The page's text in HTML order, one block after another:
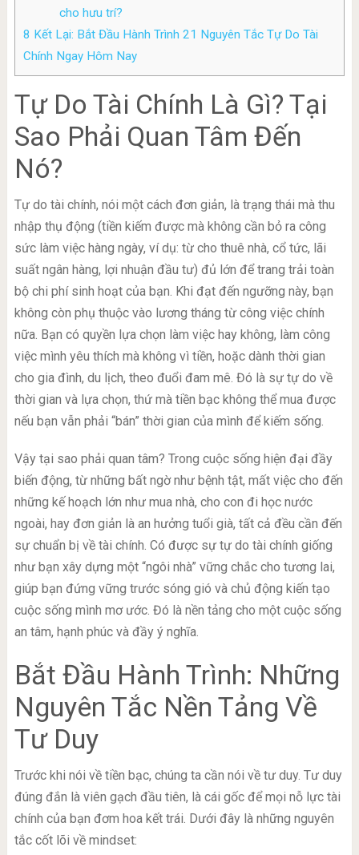
cho hưu trí?
8 Kết Lại: Bắt Đầu Hành Trình 21 Nguyên Tắc Tự Do Tài
Chính Ngay Hôm Nay
Tự Do Tài Chính Là Gì? Tại
Sao Phải Quan Tâm Đến
Nó?
Tự do tài chính, nói một cách đơn giản, là trạng thái mà thu
nhập thụ động (tiền kiếm được mà không cần bỏ ra công
sức làm việc hàng ngày, ví dụ: từ cho thuê nhà, cổ tức, lãi
suất ngân hàng, lợi nhuận đầu tư) đủ lớn để trang trải toàn
bộ chi phí sinh hoạt của bạn. Khi đạt đến ngưỡng này, bạn
không còn phụ thuộc vào lương tháng từ công việc chính
nữa. Bạn có quyền lựa chọn làm việc hay không, làm công
việc mình yêu thích mà không vì tiền, hoặc dành thời gian
cho gia đình, du lịch, theo đuổi đam mê. Đó là sự tự do về
thời gian và lựa chọn, thứ mà tiền bạc không thể mua được
nếu bạn vẫn phải “bán” thời gian của mình để kiếm sống.
Vậy tại sao phải quan tâm? Trong cuộc sống hiện đại đầy
biến động, từ những bất ngờ như bệnh tật, mất việc cho đến
những kế hoạch lớn như mua nhà, cho con đi học nước
ngoài, hay đơn giản là an hưởng tuổi già, tất cả đều cần đến
sự chuẩn bị về tài chính. Có được sự tự do tài chính giống
như bạn xây dựng một “ngôi nhà” vững chắc cho tương lai,
giúp bạn đứng vững trước sóng gió và chủ động kiến tạo
cuộc sống mình mơ ước. Đó là nền tảng cho một cuộc sống
an tâm, hạnh phúc và đầy ý nghĩa.
Bắt Đầu Hành Trình: Những
Nguyên Tắc Nền Tảng Về
Tư Duy
Trước khi nói về tiền bạc, chúng ta cần nói về tư duy. Tư duy
đúng đắn là viên gạch đầu tiên, là cái gốc để mọi nỗ lực tài
chính của bạn đơm hoa kết trái. Dưới đây là những nguyên
tắc cốt lõi về mindset: